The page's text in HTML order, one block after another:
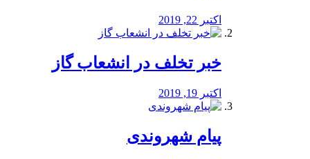
اکتبر 22, 2019
خبر تخلف در انشعاب گاز
اکتبر 19, 2019
پیام شهروندی